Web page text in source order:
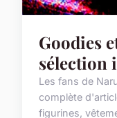
Goodies
sélection
Les fans de
complète
figurines,